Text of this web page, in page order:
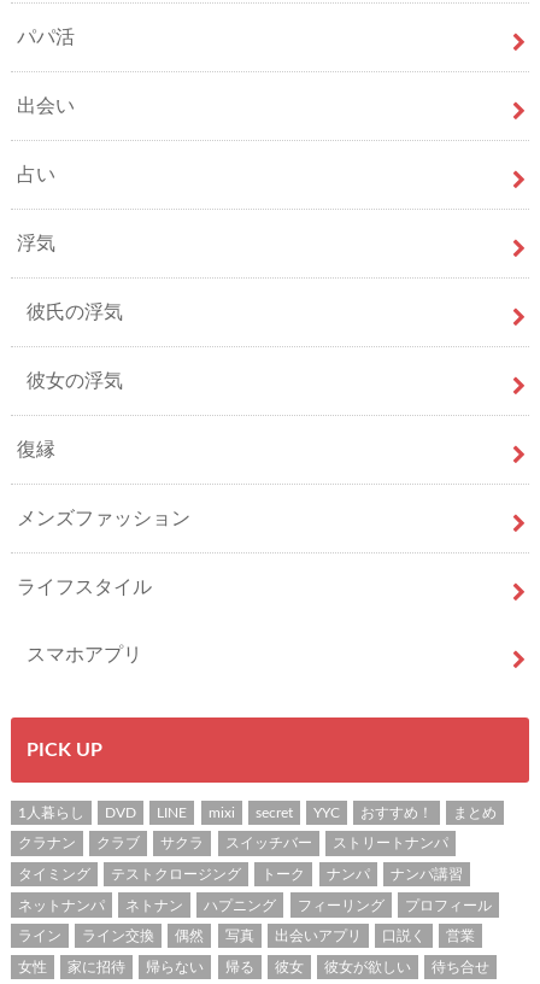
パパ活
出会い
占い
浮気
彼氏の浮気
彼女の浮気
復縁
メンズファッション
ライフスタイル
スマホアプリ
PICK UP
1人暮らし DVD LINE mixi secret YYC おすすめ！ まとめ
クラナン クラブ サクラ スイッチバー ストリートナンパ
タイミング テストクロージング トーク ナンパ ナンパ講習
ネットナンパ ネトナン ハプニング フィーリング プロフィール
ライン ライン交換 偶然 写真 出会いアプリ 口説く 営業
女性 家に招待 帰らない 帰る 彼女 彼女が欲しい 待ち合せ